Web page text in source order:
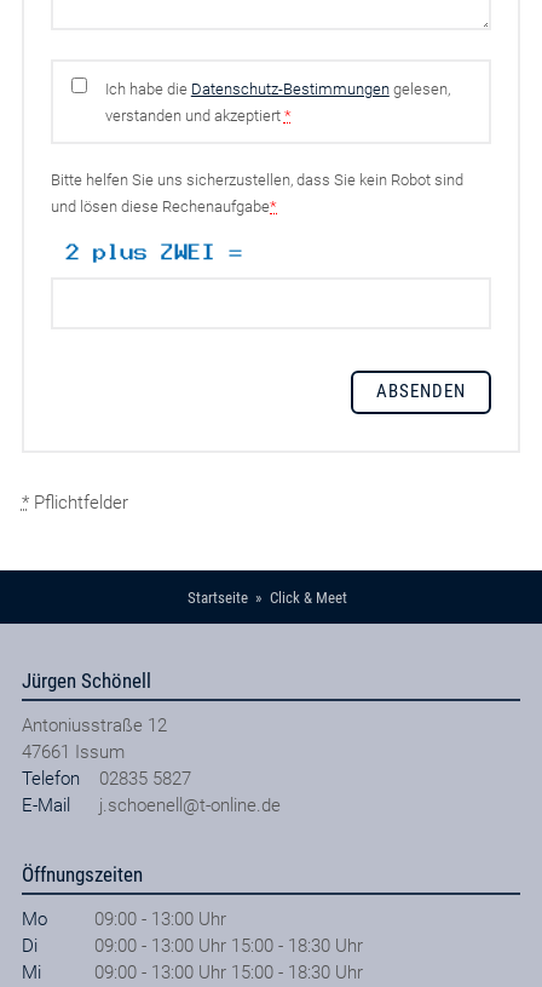
Ich habe die Datenschutz-Bestimmungengelesen,
verstanden und akzeptiert *
Bitte helfen Sie uns sicherzustellen, dass Sie kein Robot sind
und lösen diese Rechenaufgabe*
*Pflichtfelder
Startseite Click & Meet
Jürgen Schönell
Antoniusstraße 12
47661 Issum
Telefon
02835 5827
E-Mail
j.schoenell@t-online.de
Öffnungszeiten
Mo
09:00 - 13:00 Uhr
Di
09:00 - 13:00 Uhr 15:00 - 18:30 Uhr
Mi
09:00 - 13:00 Uhr 15:00 - 18:30 Uhr